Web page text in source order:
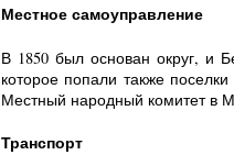
Местное самоуправление
В 1850 был основан округ, и
которое попали также
Местный народный комитет в
Транспорт